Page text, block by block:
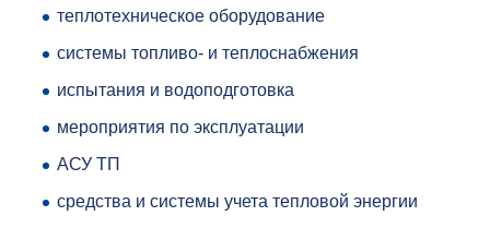
теплотехническое оборудование
системы топливо- и теплоснабжения
испытания и водоподготовка
мероприятия по эксплуатации
АСУ ТП
средства и системы учета тепловой энергии